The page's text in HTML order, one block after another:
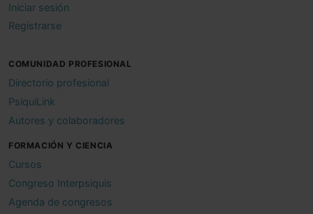
Iniciar sesión
Registrarse
COMUNIDAD PROFESIONAL
Directorio profesional
PsiquiLink
Autores y colaboradores
FORMACIÓN Y CIENCIA
Cursos
Congreso Interpsiquis
Agenda de congresos